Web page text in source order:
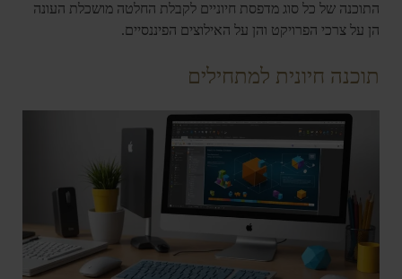
התוכנה של כל סוג מדפסת חיוניים לקבלת החלטה מושכלת העונה
הן על צרכי הפרויקט והן על האילוצים הפיננסיים.
תוכנה חיונית למתחילים